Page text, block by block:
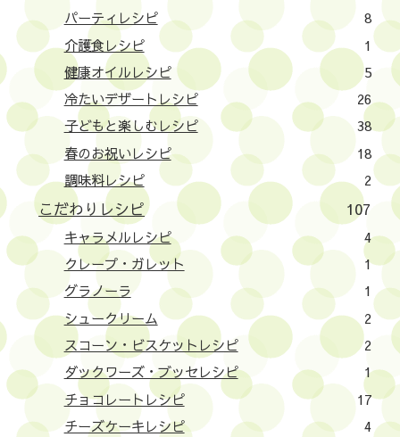
パーティレシピ
8
介護食レシピ
1
健康オイルレシピ
5
冷たいデザートレシピ
26
子どもと楽しむレシピ
38
春のお祝いレシピ
18
調味料レシピ
2
こだわりレシピ 107
キャラメルレシピ
4
クレープ・ガレット
1
グラノーラ
1
シュークリーム
2
スコーン・ビスケットレシピ
2
ダックワーズ・ブッセレシピ
1
チョコレートレシピ
17
チーズケーキレシピ
4